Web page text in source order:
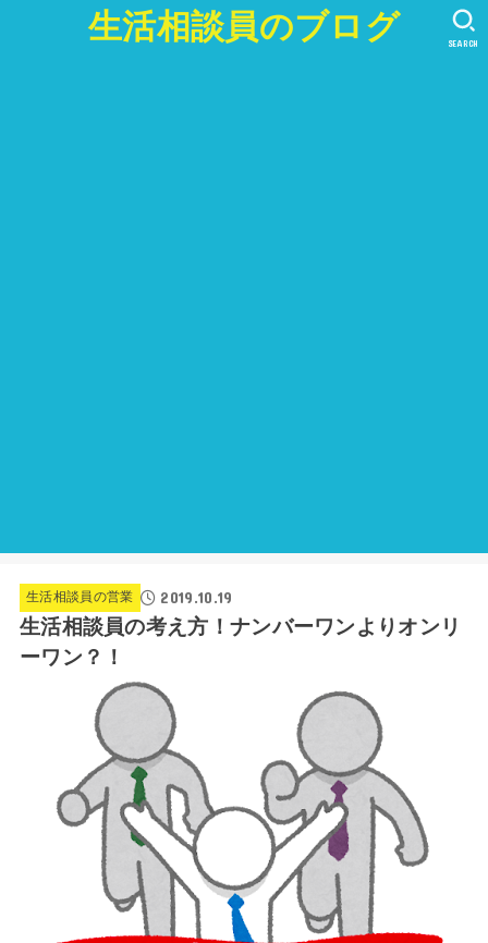
生活相談員のブログ SEARCH
生活相談員の営業 2019.10.19
生活相談員の考え方！ナンバーワンよりオンリ
ーワン？！